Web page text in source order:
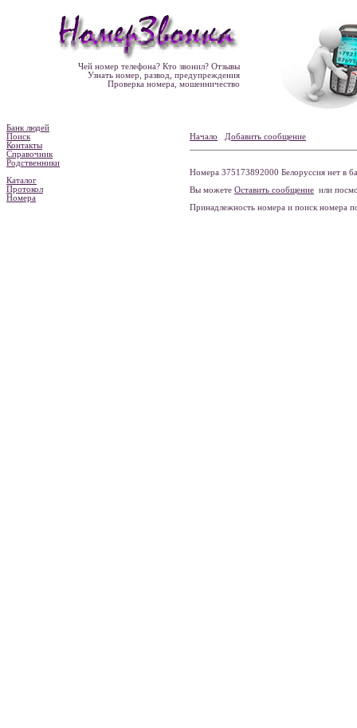
Чей номер телефона? Кто звонил? Отзывы
Узнать номер, развод, предупреждения
Проверка номера, мошенничество
Банк людей
Поиск
Контакты
Справочник
Родственники
Каталог
Протокол
Номера
Начало Добавить сообщение
Номера 375173892000 Белоруссия нет в
Вы можете Оставить сообщение или
Принадлежность номера и поиск номера